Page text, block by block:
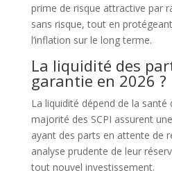
prime de risque attractive par
sans risque, tout en
l’inflation sur le long terme.
La liquidité des
garantie en 2026 ?
La liquidité dépend de la santé
majorité des SCPI assurent
ayant des parts en attente de
analyse prudente de leur
tout nouvel investissement.